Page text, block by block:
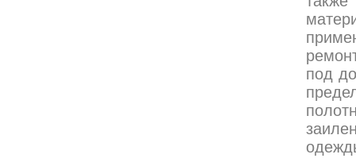
под